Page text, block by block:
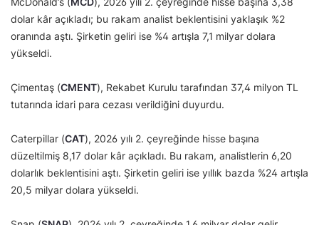
dolar kâr açıkladı; bu rakam analist beklentisini yaklaşık %2
oranında aştı. Şirketin geliri ise %4 artışla 7,1 milyar dolara
yükseldi.
Çimentaş (CMENT), Rekabet Kurulu tarafından 37,4 milyon TL
tutarında idari para cezası verildiğini duyurdu.
Caterpillar (CAT), 2026 yılı 2. çeyreğinde hisse başına
düzeltilmiş 8,17 dolar kâr açıkladı. Bu rakam, analistlerin 6,20
dolarlık beklentisini aştı. Şirketin geliri ise yıllık bazda %24 artışla
20,5 milyar dolara yükseldi.